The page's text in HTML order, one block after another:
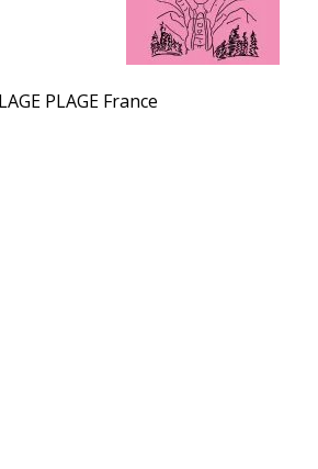
PLAGE France